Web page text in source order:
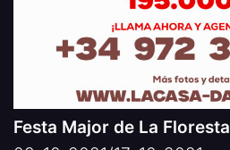
Festa Major de La Floresta